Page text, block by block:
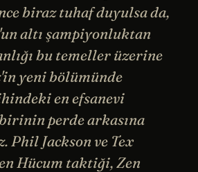
biraz tuhaf duyulsa da,
altı şampiyonluktan
bu temeller üzerine
yeni bölümünde
en efsanevi
perde arkasına
Phil Jackson ve Tex
Hücum taktiği, Zen